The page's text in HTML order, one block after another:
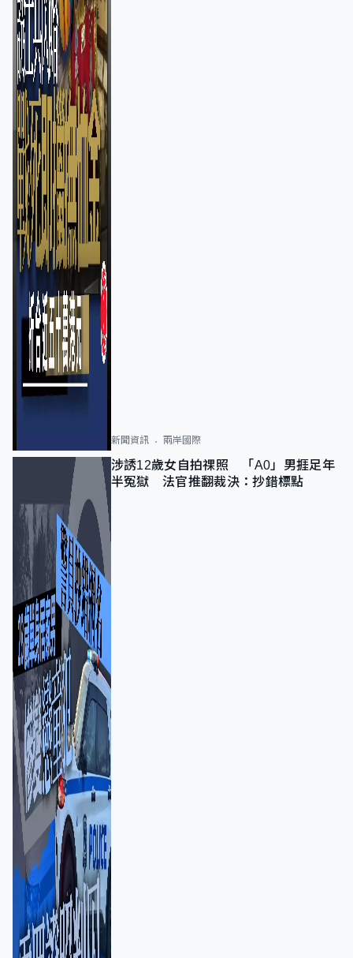
新聞資訊 兩岸國際
涉誘12歲女自拍祼照 「A0」男捱足年
半冤獄 法官推翻裁決：抄錯標點